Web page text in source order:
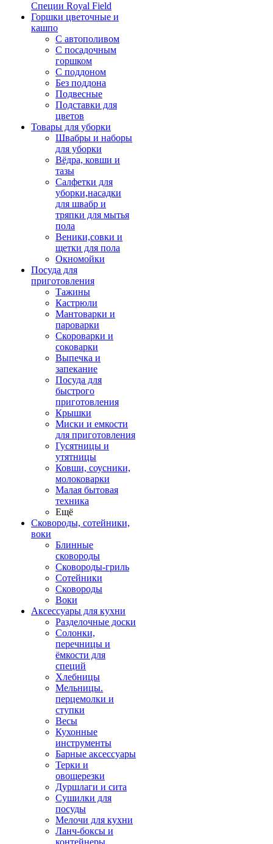
Специи Royal Field
Горшки цветочные и
кашпо
С автополивом
С посадочным
горшком
С поддоном
Без поддона
Подвесные
Подставки для
цветов
Товары для уборки
Швабры и наборы
для уборки
Вёдра, ковши и
тазы
Салфетки для
уборки,насадки
для швабр и
тряпки для мытья
пола
Веники,совки и
щетки для пола
Окномойки
Посуда для
приготовления
Тажины
Кастрюли
Мантоварки и
пароварки
Скороварки и
соковарки
Выпечка и
запекание
Посуда для
быстрого
приготовления
Крышки
Миски и емкости
для приготовления
Гусятницы и
утятницы
Ковши, соусники,
молоковарки
Малая бытовая
техника
Ещё
Сковороды, сотейники,
воки
Блинные
сковороды
Сковороды-гриль
Сотейники
Сковороды
Воки
Аксессуары для кухни
Разделочные доски
Солонки,
перечницы и
ёмкости для
специй
Хлебницы
Мельницы.
перцемолки и
ступки
Весы
Кухонные
инструменты
Барные аксессуары
Терки и
овощерезки
Дуршлаги и сита
Сушилки для
посуды
Мелочи для кухни
Ланч-боксы и
контейнеры